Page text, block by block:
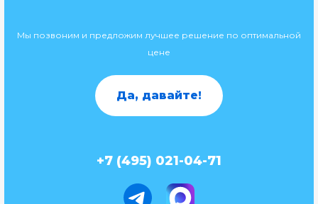
Мы позвоним и предложим лучшее решение по оптимальной
цене
Да, давайте!
+7 (495) 021-04-71